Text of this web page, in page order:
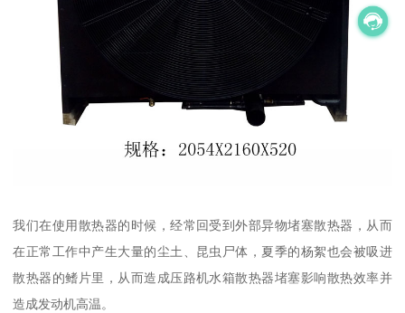
我们在使用散热器的时候，经常回受到外部异物堵塞散热器，从而
在正常工作中产生大量的尘土、昆虫尸体，夏季的杨絮也会被吸进
散热器的鳍片里，从而造成压路机水箱散热器堵塞影响散热效率并
造成发动机高温。